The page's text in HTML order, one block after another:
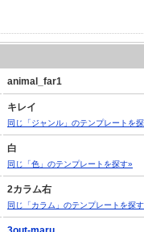
animal_far1
キレイ
同じ「ジャンル」のテンプレートを
白
同じ「色」のテンプレートを探す»
2カラム右
同じ「カラム」のテンプレートを探